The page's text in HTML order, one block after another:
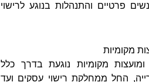
פרטיים והתנהלות בנוגע לרישוי
מקומיות
מקומיות נוגעת בדרך כלל
החל ממחלקת רישוי עסקים ועד